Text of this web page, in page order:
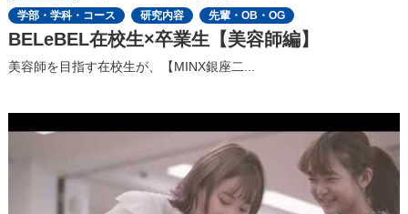
学部・学科・コース
研究内容 先輩・OB・OG
BELeBEL在校生×卒業生【美容師編】
美容師を目指す在校生が、【MINX銀座二...